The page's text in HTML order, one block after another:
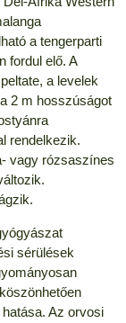
a tengerparti
fordul elő. A
a levelek
2 m hosszúságot
rendelkezik.
vagy rózsaszínes
sérülések
Az orvosi